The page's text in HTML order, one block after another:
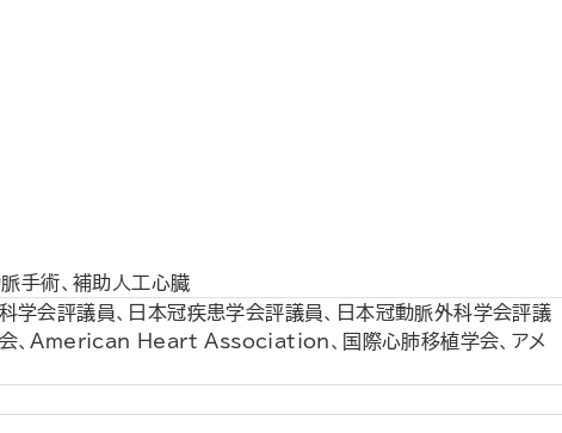
手術、補助人工心臓
学会評議員、日本冠疾患学会評議員、日本冠動脈外科学会評議
会、American Heart Association、国際心肺移植学会、アメ